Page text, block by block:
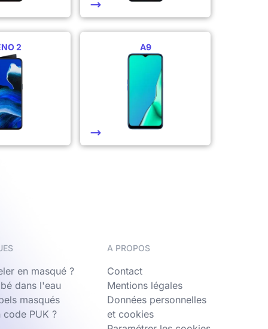
2 A9
en masqué ?
dans l'eau
masqués
PUK ?
A PROPOS
Contact
Mentions légales
Données personnelles
et cookies